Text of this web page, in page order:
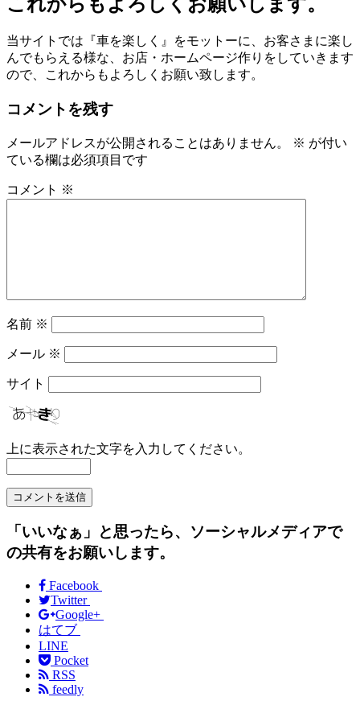
これからもよろしくお願いします。
当サイトでは『車を楽しく』をモットーに、お客さまに楽し
んでもらえる様な、お店・ホームページ作りをしていきます
ので、これからもよろしくお願い致します。
コメントを残す
メールアドレスが公開されることはありません。 ※ が付い
ている欄は必須項目です
コメント ※
名前 ※
メール ※
サイト
上に表示された文字を入力してください。
「いいなぁ」と思ったら、ソーシャルメディアで
の共有をお願いします。
Facebook
Twitter
Google+
はてブ
LINE
Pocket
RSS
feedly